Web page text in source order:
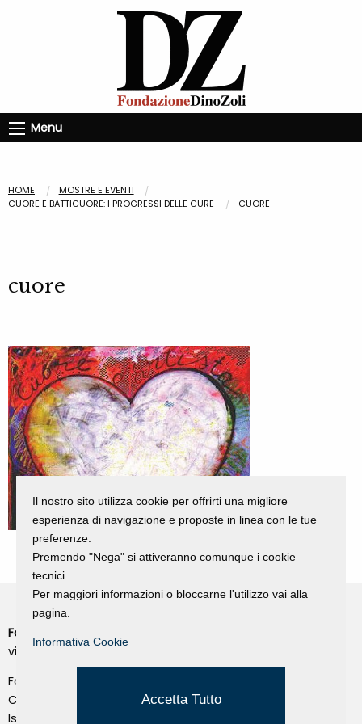
Menu
HOME
MOSTRE E EVENTI
CUORE E BATTICUORE: I PROGRESSI DELLE CURE
CUORE
cuore
Fondazione Dino Zoli
viale Bologna 288, Forlì
Fondo dot. euro 285.000 i.v.
CF e P.IVA 03692820404
Isc.Reg Per.Giu. n. 10404
Privacy Policy
Il nostro sito utilizza cookie per offrirti una migliore
esperienza di navigazione e proposte in linea con le tue
preferenze.
Premendo "Nega" si attiveranno comunque i cookie
tecnici.
Per maggiori informazioni o bloccarne l'utilizzo vai alla
pagina.
Informativa Cookie
Accetta Tutto